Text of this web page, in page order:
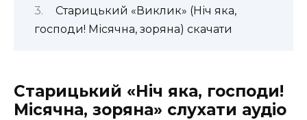
Старицький «Виклик» (Ніч яка,
господи! Місячна, зоряна) скачати
Старицький «Ніч яка, господи!
Місячна, зоряна» слухати аудіо